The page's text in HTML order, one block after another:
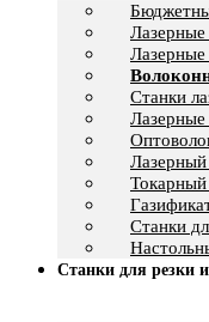
Станки
Лазерные
Cтанки
Станки для резки